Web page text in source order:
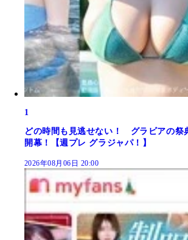
1
どの時間も見逃せない！ グラビアの祭
開幕！【週プレ グラジャパ！】
2026年08月06日 20:00